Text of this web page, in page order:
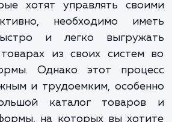
с
данными о
более сложной задачей.
хотят управлять
необходимо
быстро и легко
товарах из своих